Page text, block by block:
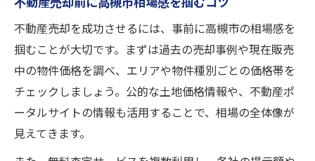
不動産売却を成功させるには、事前に高槻市の相場感を
掴むことが大切です。まずは過去の売却事例や現在販売
中の物件価格を調べ、エリアや物件種別ごとの価格帯を
チェックしましょう。公的な土地価格情報や、不動産ポ
ータルサイトの情報も活用することで、相場の全体像が
見えてきます。